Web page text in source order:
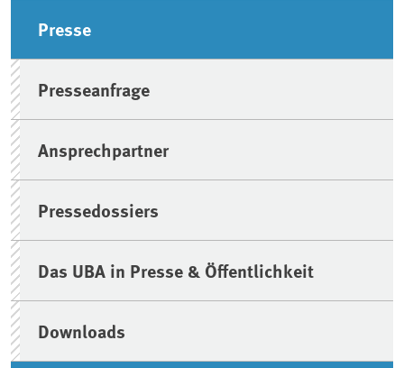
Presse
Presseanfrage
Ansprechpartner
Pressedossiers
Das UBA in Presse & Öffentlichkeit
Downloads